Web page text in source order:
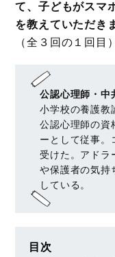
て、子どもがスマ
を教えていただき
（全３回の１回目）
公認心理師・中
小学校の養護教
公認心理師の資
ーとして従事。
受けた。アドラ
や保護者の気持
している。
目次